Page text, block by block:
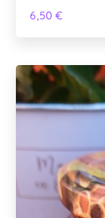
6,50€